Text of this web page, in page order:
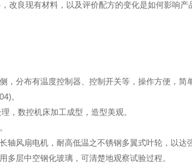
改良现有材料，以及评价配方的变化是如何影响产
，分布有温度控制器、控制开关等，操作方便，简
。
，数控机床加工成型，造型美观。
轴风扇电机，耐高低温之不锈钢多翼式叶轮，以达
多层中空钢化玻璃，可清楚地观察试验过程。